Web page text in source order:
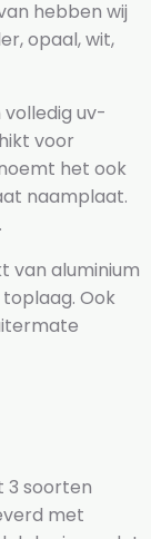
hebben wij
opaal, wit,
uv-
voor
het ook
naamplaat.
van aluminium
Ook
3 soorten
met